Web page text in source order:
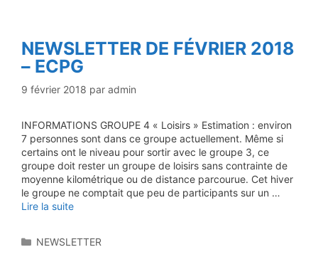
NEWSLETTER DE FÉVRIER 2018
– ECPG
9 février 2018 par admin
INFORMATIONS GROUPE 4 « Loisirs » Estimation : environ
7 personnes sont dans ce groupe actuellement. Même si
certains ont le niveau pour sortir avec le groupe 3, ce
groupe doit rester un groupe de loisirs sans contrainte de
moyenne kilométrique ou de distance parcourue. Cet hiver
le groupe ne comptait que peu de participants sur un …
Lire la suite
Catégories
NEWSLETTER